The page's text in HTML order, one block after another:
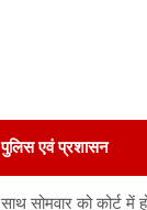
पुलिस एवं प्रशासन
सोमवार को कोर्ट में